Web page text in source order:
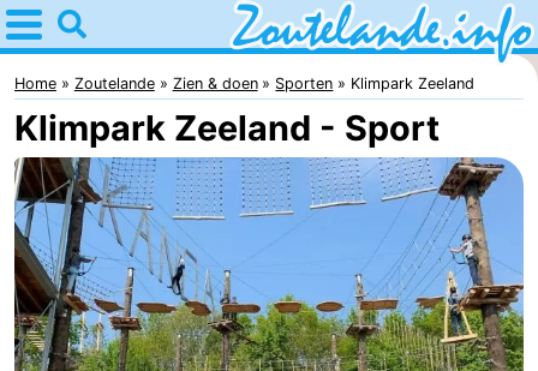
Home
Zoutelande
Tips
Voor
kinderen
Webcam
Webcam
Langstraat
Webcam
Home Zoutelande Zien & doen Sporten Klimpark Zeeland
Klimpark Zeeland - Sport